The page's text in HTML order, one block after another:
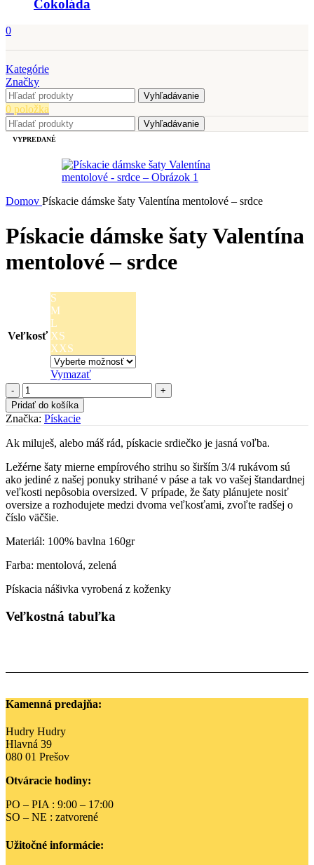
Čokoláda
0
Kategórie
Značky
Vyhľadávanie
0 položka
Vyhľadávanie
VYPREDANÉ
Domov Pískacie dámske šaty Valentína mentolové – srdce
Pískacie dámske šaty Valentína
mentolové – srdce
Veľkosť
S
M
L
XS
XXS
Vymazať
množstvo
Pískacie
dámske
šaty
Valentína
mentolové
-
srdce
Pridať do košíka
Značka: Pískacie
Ak miluješ, alebo máš rád, pískacie srdiečko je jasná voľba.
Ležérne šaty mierne empírového strihu so širším 3/4 rukávom sú
ako jediné z našej ponuky strihané v páse a tak vo vašej štandardnej
veľkosti nepôsobia oversized. V prípade, že šaty plánujete nosiť
oversize a rozhodujete medzi dvoma veľkosťami, zvoľte radšej o
číslo väčšie.
Materiál: 100% bavlna 160gr
Farba: mentolová, zelená
Pískacia nášivka vyrobená z koženky
Veľkostná tabuľka
Kamenná predajňa:
Hudry Hudry
Hlavná 39
080 01 Prešov
Otváracie hodiny:
PO – PIA : 9:00 – 17:00
SO – NE : zatvorené
Užitočné informácie: